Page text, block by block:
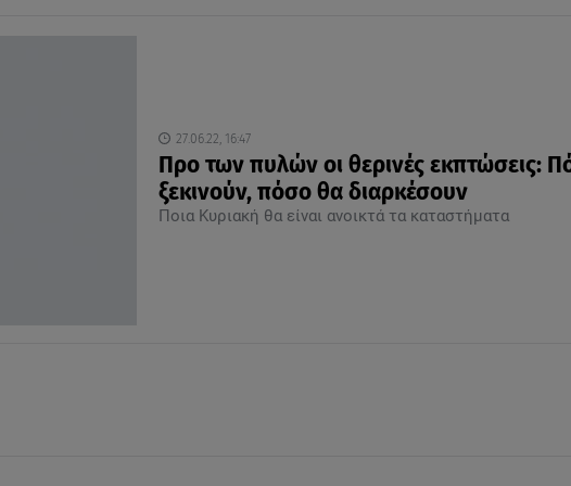
27.06.22, 16:47
Προ των πυλών οι θερινές εκπτώσεις:
ξεκινούν, πόσο θα διαρκέσουν
Ποια Κυριακή θα είναι ανοικτά τα καταστήματα